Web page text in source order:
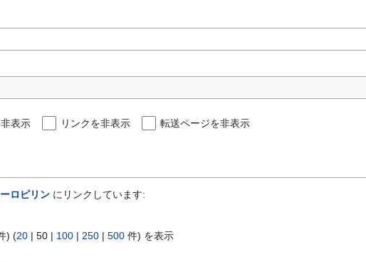
表示 リンクを非表示 転送ページを非表示
ロピリン にリンクしています:
) (20 | 50 | 100 | 250 | 500 件) を表示